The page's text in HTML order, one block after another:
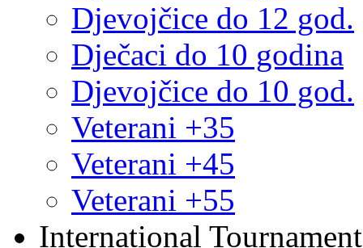
Djevojčice do 12 god.
Dječaci do 10 godina
Djevojčice do 10 god.
Veterani +35
Veterani +45
Veterani +55
International